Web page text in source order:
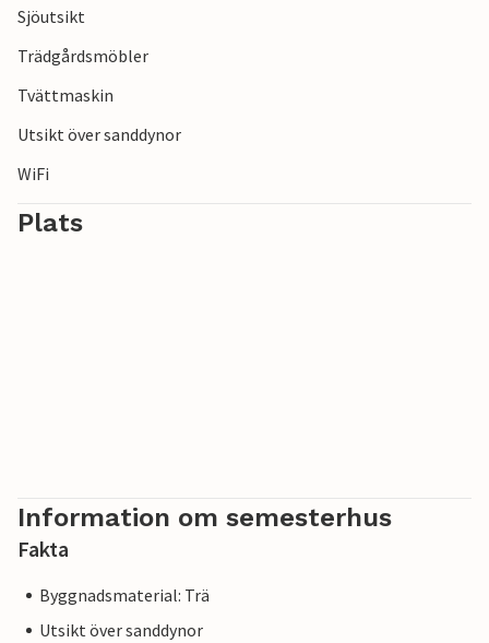
Sjöutsikt
Trädgårdsmöbler
Tvättmaskin
Utsikt över sanddynor
WiFi
Plats
Information om semesterhus
Fakta
Byggnadsmaterial: Trä
Utsikt över sanddynor